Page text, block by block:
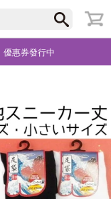
優惠券發行中